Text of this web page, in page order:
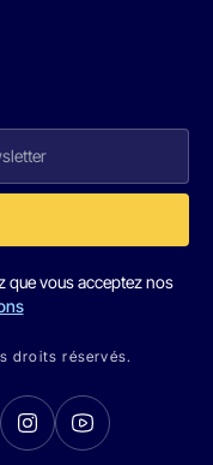
que vous acceptez nos
droits réservés.